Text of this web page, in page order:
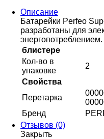
Описание
Батарейки Perfeo
разработаны для
энергопотреблением.
блистере
Кол-во в
упаковке
2
Свойства
Перетарка
Бренд
Отзывов (0)
Закрыть